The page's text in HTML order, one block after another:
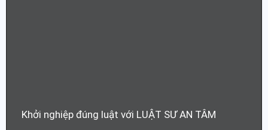
Khởi nghiệp đúng luật với LUẬT SƯ AN TÂM